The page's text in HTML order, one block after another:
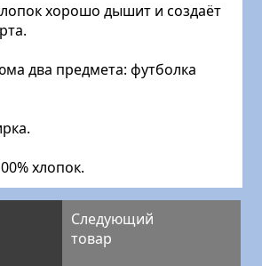
хорошо дышит и создаёт
два предмета: футболка
хлопок.
Следующий
товар